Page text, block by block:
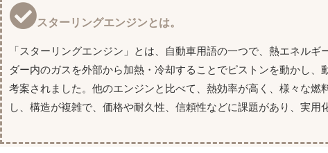
スターリングエンジンとは。
「スターリングエンジン」とは、自動車用語の一つで、熱エネル
ダー内のガスを外部から加熱・冷却することでピストンを動かし
考案されました。他のエンジンと比べて、熱効率が高く、様々な
し、構造が複雑で、価格や耐久性、信頼性などに課題があり、実用